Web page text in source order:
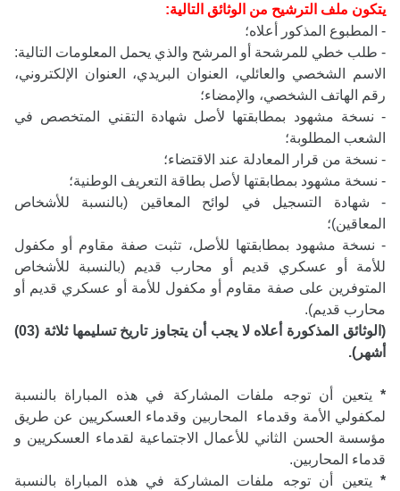
يتكون ملف الترشيح من الوثائق التالية:
- المطبوع المذكور أعلاه؛
- طلب خطي للمرشحة أو المرشح والذي يحمل المعلومات التالية:
الاسم الشخصي والعائلي، العنوان البريدي، العنوان الإلكتروني،
رقم الهاتف الشخصي، والإمضاء؛
- نسخة مشهود بمطابقتها لأصل شهادة التقني المتخصص في
الشعب المطلوبة؛
- نسخة من قرار المعادلة عند الاقتضاء؛
- نسخة مشهود بمطابقتها لأصل بطاقة التعريف الوطنية؛
- شهادة التسجيل في لوائح المعاقين (بالنسبة للأشخاص
المعاقين)؛
- نسخة مشهود بمطابقتها للأصل، تثبت صفة مقاوم أو مكفول
للأمة أو عسكري قديم أو محارب قديم (بالنسبة للأشخاص
المتوفرين على صفة مقاوم أو مكفول للأمة أو عسكري قديم أو
محارب قديم).
(الوثائق المذكورة أعلاه لا يجب أن يتجاوز تاريخ تسليمها ثلاثة (03)
أشهر).
* يتعين أن توجه ملفات المشاركة في هذه المباراة بالنسبة
لمكفولي الأمة وقدماء المحاربين وقدماء العسكريين عن طريق
مؤسسة الحسن الثاني للأعمال الاجتماعية لقدماء العسكريين و
قدماء المحاربين.
* يتعين أن توجه ملفات المشاركة في هذه المباراة بالنسبة